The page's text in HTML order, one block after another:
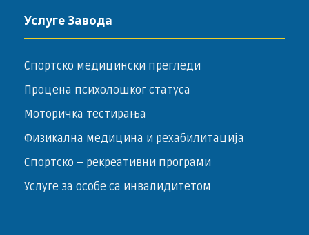
Услуге Завода
Спортско медицински прегледи
Процена психолошког статуса
Моторичка тестирања
Физикална медицина и рехабилитација
Спортско – ­рекреативни програми
Услуге за особе са инвалидитетом